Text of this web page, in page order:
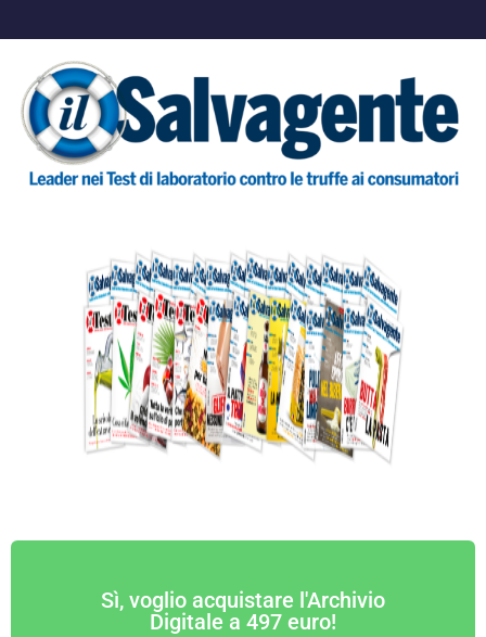
Sì, voglio acquistare l'Archivio
Digitale a 497 euro!